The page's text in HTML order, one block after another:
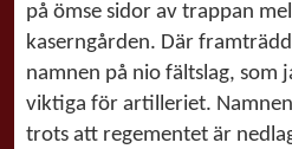
på ömse sidor av trappan
kaserngården. Där
namnen på nio fältslag, som
viktiga för artilleriet.
trots att regementet är